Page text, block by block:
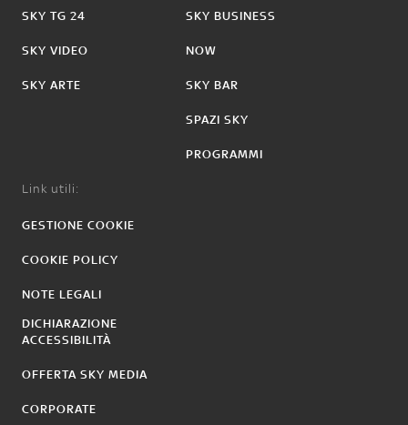
SKY TG 24
SKY VIDEO
SKY ARTE
SKY BUSINESS
NOW
SKY BAR
SPAZI SKY
PROGRAMMI
Link utili:
GESTIONE COOKIE
COOKIE POLICY
NOTE LEGALI
DICHIARAZIONE
ACCESSIBILITÀ
OFFERTA SKY MEDIA
CORPORATE